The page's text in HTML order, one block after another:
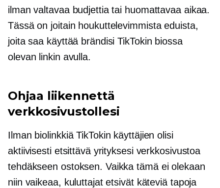
ilman valtavaa budjettia tai huomattavaa aikaa.
Tässä on joitain houkuttelevimmista eduista,
joita saa käyttää brändisi TikTokin biossa
olevan linkin avulla.
Ohjaa liikennettä
verkkosivustollesi
Ilman biolinkkiä TikTokin käyttäjien olisi
aktiivisesti etsittävä yrityksesi verkkosivustoa
tehdäkseen ostoksen. Vaikka tämä ei olekaan
niin vaikeaa, kuluttajat etsivät käteviä tapoja